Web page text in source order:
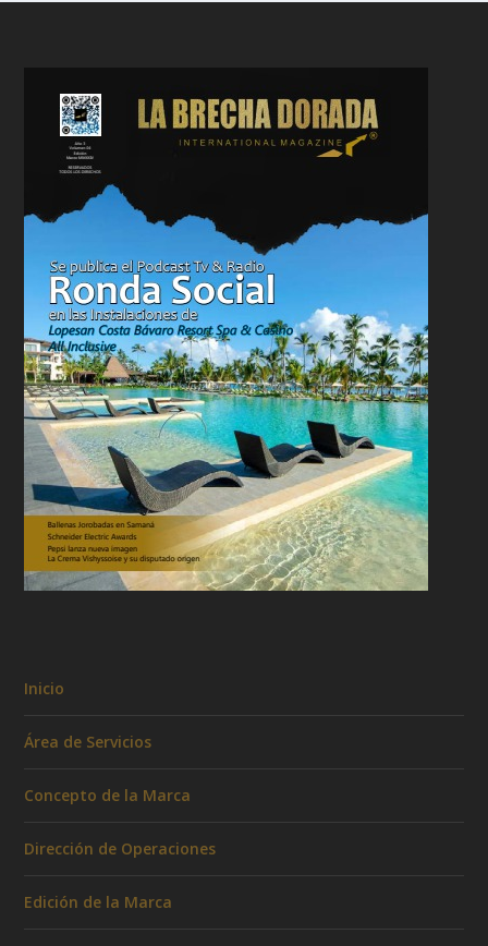
Inicio
Área de Servicios
Concepto de la Marca
Dirección de Operaciones
Edición de la Marca